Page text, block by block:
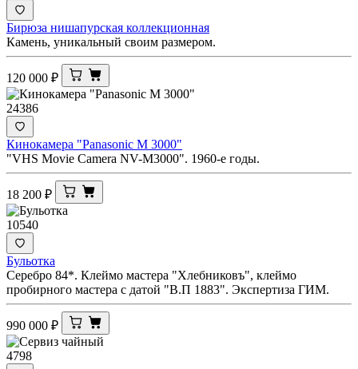
Бирюза нишапурская коллекционная
Камень, уникальный своим размером.
120 000 ₽
24386
Кинокамера "Panasonic M 3000"
"VHS Movie Camera NV-M3000". 1960-е годы.
18 200 ₽
10540
Бульотка
Серебро 84*. Клеймо мастера "Хлебниковъ", клеймо
пробирного мастера с датой "В.П 1883". Экспертиза ГИМ.
990 000 ₽
4798